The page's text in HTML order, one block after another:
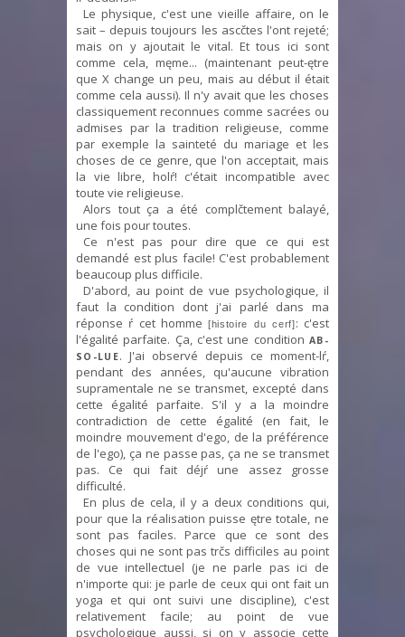
Le physique, c'est une vieille affaire, on le
sait – depuis toujours les ascčtes l'ont rejeté;
mais on y ajoutait le vital. Et tous ici sont
comme cela, męme... (maintenant peut-ętre
que X change un peu, mais au début il était
comme cela aussi). Il n'y avait que les choses
classiquement reconnues comme sacrées ou
admises par la tradition religieuse, comme
par exemple la sainteté du mariage et les
choses de ce genre, que l'on acceptait, mais
la vie libre, holŕ! c'était incompatible avec
toute vie religieuse.
Alors tout ça a été complčtement balayé,
une fois pour toutes.
Ce n'est pas pour dire que ce qui est
demandé est plus facile! C'est probablement
beaucoup plus difficile.
D'abord, au point de vue psychologique, il
faut la condition dont j'ai parlé dans ma
réponse ŕ cet homme[histoire du cerf]: c'est
l'égalité parfaite. Ça, c'est une condition AB-
SO-LUE. J'ai observé depuis ce moment-lŕ,
pendant des années, qu'aucune vibration
supramentale ne se transmet, excepté dans
cette égalité parfaite. S'il y a la moindre
contradiction de cette égalité (en fait, le
moindre mouvement d'ego, de la préférence
de l'ego), ça ne passe pas, ça ne se transmet
pas. Ce qui fait déjŕ une assez grosse
difficulté.
En plus de cela, il y a deux conditions qui,
pour que la réalisation puisse ętre totale, ne
sont pas faciles. Parce que ce sont des
choses qui ne sont pas trčs difficiles au point
de vue intellectuel (je ne parle pas ici de
n'importe qui: je parle de ceux qui ont fait un
yoga et qui ont suivi une discipline), c'est
relativement facile; au point de vue
psychologique aussi, si on y associe cette